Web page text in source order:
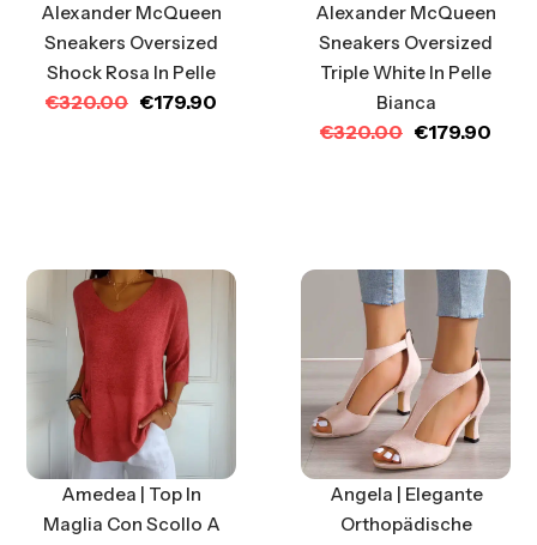
Alexander McQueen
Sneakers Oversized
Shock Rosa In Pelle
€320.00 €179.90
Alexander McQueen
Sneakers Oversized
Triple White In Pelle
Bianca
€320.00 €179.90
Amedea | Top In
Maglia Con Scollo A
Angela | Elegante
Orthopädische